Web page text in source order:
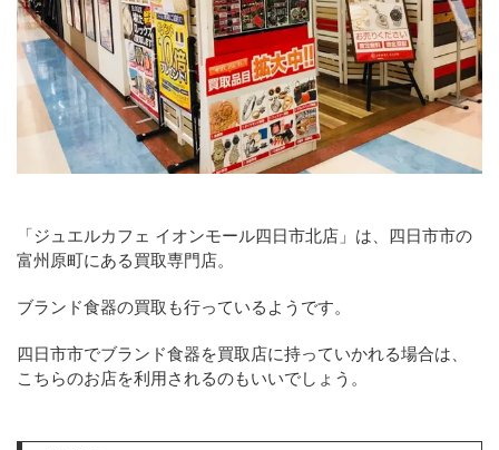
「ジュエルカフェ イオンモール四日市北店」は、四日市市の
富州原町にある買取専門店。
ブランド食器の買取も行っているようです。
四日市市でブランド食器を買取店に持っていかれる場合は、
こちらのお店を利用されるのもいいでしょう。